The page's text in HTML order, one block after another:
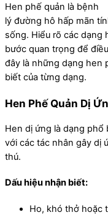
Hen phế quản là bệnh
lý đường hô hấp mãn
sống. Hiểu rõ các dạng
bước quan trọng để
đây là những dạng hen
biết của từng dạng.
Hen Phế Quản Dị
Hen dị ứng là dạng
với các tác nhân gây dị
thú.
Dấu hiệu nhận biết:
Ho, khó thở hoặc